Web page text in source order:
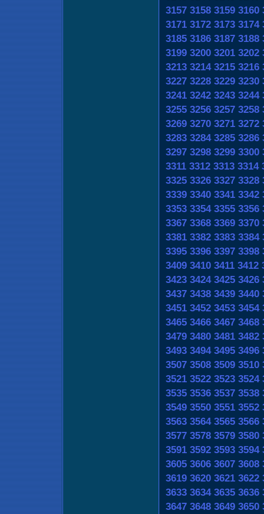
3157 3158 3159 3160
3171 3172 3173 3174
3185 3186 3187 3188
3199 3200 3201 3202
3213 3214 3215 3216
3227 3228 3229 3230
3241 3242 3243 3244
3255 3256 3257 3258
3269 3270 3271 3272
3283 3284 3285 3286
3297 3298 3299 3300
3311 3312 3313 3314
3325 3326 3327 3328
3339 3340 3341 3342
3353 3354 3355 3356
3367 3368 3369 3370
3381 3382 3383 3384
3395 3396 3397 3398
3409 3410 3411 3412
3423 3424 3425 3426
3437 3438 3439 3440
3451 3452 3453 3454
3465 3466 3467 3468
3479 3480 3481 3482
3493 3494 3495 3496
3507 3508 3509 3510
3521 3522 3523 3524
3535 3536 3537 3538
3549 3550 3551 3552
3563 3564 3565 3566
3577 3578 3579 3580
3591 3592 3593 3594
3605 3606 3607 3608
3619 3620 3621 3622
3633 3634 3635 3636
3647 3648 3649 3650